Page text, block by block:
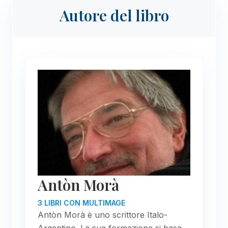
Autore del libro
Antòn Morà
3 LIBRI CON MULTIMAGE
Antòn Morà è uno scrittore Italo-